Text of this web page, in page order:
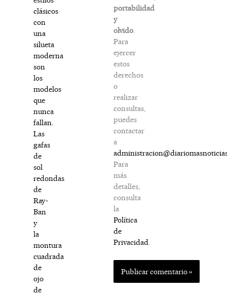
clásicos
con
una
silueta
moderna
son
los
modelos
que
nunca
fallan.
Las
gafas
de
sol
redondas
de
Ray-
Ban
y
la
montura
cuadrada
de
ojo
de
portabilidad
y
olvido.
Para
ejercer
estos
derechos
o
realizar
consultas,
puedes
contactar
a
Para
más
detalles,
consulta
la
Política
de
Privacidad